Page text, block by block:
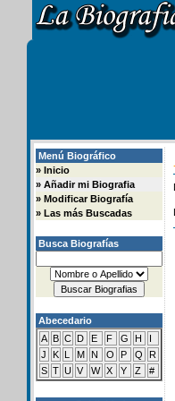
Menú Biográfico
» Inicio
» Añadir mi Biografia
» Modificar Biografía
» Las más Buscadas
Busca Biografías
Abecedario
A B C D E F G H
I
J
K L M N O P Q
R
S T U V W X Y Z #